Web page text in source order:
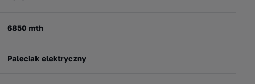
6850 mth
Paleciak elektryczny